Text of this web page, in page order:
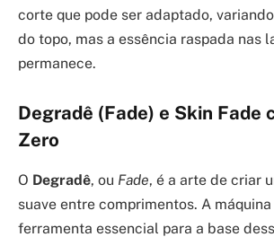
corte que pode ser adaptado,
do topo, mas a essência raspada nas
permanece.
Degradê (Fade) e Skin Fade
Zero
O Degradê, ou Fade, é a arte de criar
suave entre comprimentos. A máquina
ferramenta essencial para a base